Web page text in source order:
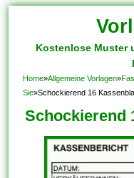
Kostenlose Muster
Home»Allgemeine Vorlagen»
Sie»Schockierend 16
Schockierend